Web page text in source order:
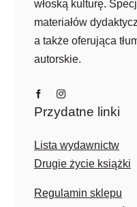
włoską kulturę.
materiałów
a także oferująca
autorskie.
Przydatne linki
Lista wydawnictw
Drugie życie książki
Regulamin sklepu